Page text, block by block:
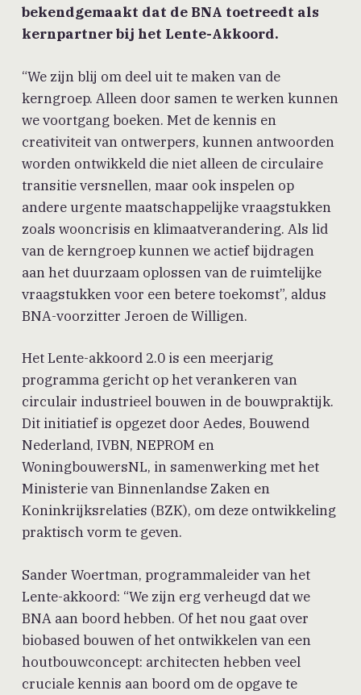
bekendgemaakt dat de BNA toetreedt als
kernpartner bij het Lente-Akkoord.
“We zijn blij om deel uit te maken van de
kerngroep. Alleen door samen te werken kunnen
we voortgang boeken. Met de kennis en
creativiteit van ontwerpers, kunnen antwoorden
worden ontwikkeld die niet alleen de circulaire
transitie versnellen, maar ook inspelen op
andere urgente maatschappelijke vraagstukken
zoals wooncrisis en klimaatverandering. Als lid
van de kerngroep kunnen we actief bijdragen
aan het duurzaam oplossen van de ruimtelijke
vraagstukken voor een betere toekomst”, aldus
BNA-voorzitter Jeroen de Willigen.
Het Lente-akkoord 2.0 is een meerjarig
programma gericht op het verankeren van
circulair industrieel bouwen in de bouwpraktijk.
Dit initiatief is opgezet door Aedes, Bouwend
Nederland, IVBN, NEPROM en
WoningbouwersNL, in samenwerking met het
Ministerie van Binnenlandse Zaken en
Koninkrijksrelaties (BZK), om deze ontwikkeling
praktisch vorm te geven.
Sander Woertman, programmaleider van het
Lente-akkoord: “We zijn erg verheugd dat we
BNA aan boord hebben. Of het nou gaat over
biobased bouwen of het ontwikkelen van een
houtbouwconcept: architecten hebben veel
cruciale kennis aan boord om de opgave te